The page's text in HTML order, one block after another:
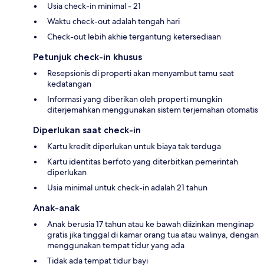
Usia check-in minimal - 21
Waktu check-out adalah tengah hari
Check-out lebih akhie tergantung ketersediaan
Petunjuk check-in khusus
Resepsionis di properti akan menyambut tamu saat
kedatangan
Informasi yang diberikan oleh properti mungkin
diterjemahkan menggunakan sistem terjemahan otomatis
Diperlukan saat check-in
Kartu kredit diperlukan untuk biaya tak terduga
Kartu identitas berfoto yang diterbitkan pemerintah
diperlukan
Usia minimal untuk check-in adalah 21 tahun
Anak-anak
Anak berusia 17 tahun atau ke bawah diizinkan menginap
gratis jika tinggal di kamar orang tua atau walinya, dengan
menggunakan tempat tidur yang ada
Tidak ada tempat tidur bayi